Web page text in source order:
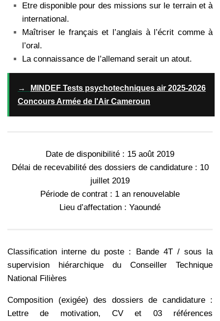
Etre disponible pour des missions sur le terrain et à
international.
Maîtriser le français et l’anglais à l’écrit comme à
l’oral.
La connaissance de l’allemand serait un atout.
→
MINDEF Tests psychotechniques air 2025-2026
Concours Armée de l'Air Cameroun
Date de disponibilité : 15 août 2019
Délai de recevabilité des dossiers de candidature : 10
juillet 2019
Période de contrat : 1 an renouvelable
Lieu d’affectation : Yaoundé
Classification interne du poste : Bande 4T / sous la
supervision hiérarchique du Conseiller Technique
National Filières
Composition (exigée) des dossiers de candidature :
Lettre de motivation, CV et 03 références